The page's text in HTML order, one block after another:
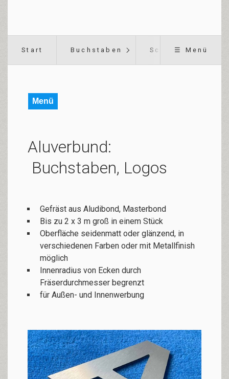
Start Buchstaben Schilder☰ Menü
Menü
Aluverbund:
Buchstaben, Logos
Gefräst aus Aludibond, Masterbond
Bis zu 2 x 3 m groß in einem Stück
Oberfläche seidenmatt oder glänzend, in
verschiedenen Farben oder mit Metallfinish
möglich
Innenradius von Ecken durch
Fräserdurchmesser begrenzt
für Außen- und Innenwerbung